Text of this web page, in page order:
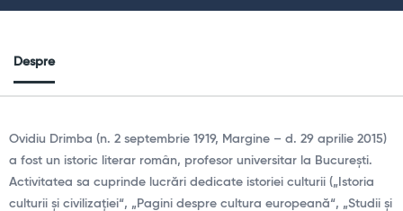
Despre
Ovidiu Drimba (n. 2 septembrie 1919, Margine – d. 29 aprilie 2015)
a fost un istoric literar român, profesor universitar la București.
Activitatea sa cuprinde lucrări dedicate istoriei culturii („Istoria
culturii și civilizației“, „Pagini despre cultura europeană“, „Studii și